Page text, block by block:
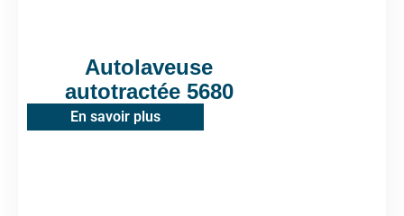
Autolaveuse
autotractée 5680
En savoir plus